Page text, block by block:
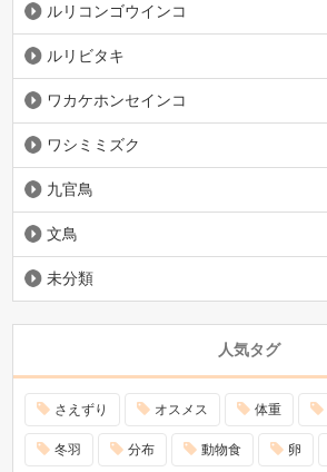
ルリコンゴウインコ
ルリビタキ
ワカケホンセインコ
ワシミミズク
九官鳥
文鳥
未分類
人気タグ
さえずり オスメス 体重
冬羽 分布 動物食 卵